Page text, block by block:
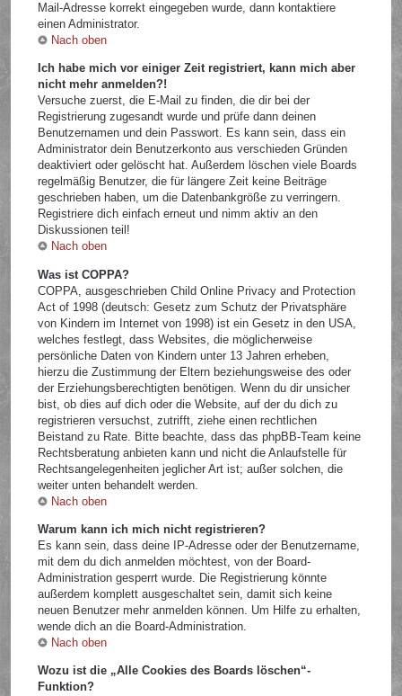
Mail-Adresse korrekt eingegeben wurde, dann kontaktiere
einen Administrator.
Nach oben
Ich habe mich vor einiger Zeit registriert, kann mich aber
nicht mehr anmelden?!
Versuche zuerst, die E-Mail zu finden, die dir bei der
Registrierung zugesandt wurde und prüfe dann deinen
Benutzernamen und dein Passwort. Es kann sein, dass ein
Administrator dein Benutzerkonto aus verschieden Gründen
deaktiviert oder gelöscht hat. Außerdem löschen viele Boards
regelmäßig Benutzer, die für längere Zeit keine Beiträge
geschrieben haben, um die Datenbankgröße zu verringern.
Registriere dich einfach erneut und nimm aktiv an den
Diskussionen teil!
Nach oben
Was ist COPPA?
COPPA, ausgeschrieben Child Online Privacy and Protection
Act of 1998 (deutsch: Gesetz zum Schutz der Privatsphäre
von Kindern im Internet von 1998) ist ein Gesetz in den USA,
welches festlegt, dass Websites, die möglicherweise
persönliche Daten von Kindern unter 13 Jahren erheben,
hierzu die Zustimmung der Eltern beziehungsweise des oder
der Erziehungsberechtigten benötigen. Wenn du dir unsicher
bist, ob dies auf dich oder die Website, auf der du dich zu
registrieren versuchst, zutrifft, ziehe einen rechtlichen
Beistand zu Rate. Bitte beachte, dass das phpBB-Team keine
Rechtsberatung anbieten kann und nicht die Anlaufstelle für
Rechtsangelegenheiten jeglicher Art ist; außer solchen, die
weiter unten behandelt werden.
Nach oben
Warum kann ich mich nicht registrieren?
Es kann sein, dass deine IP-Adresse oder der Benutzername,
mit dem du dich anmelden möchtest, von der Board-
Administration gesperrt wurde. Die Registrierung könnte
außerdem komplett ausgeschaltet sein, damit sich keine
neuen Benutzer mehr anmelden können. Um Hilfe zu erhalten,
wende dich an die Board-Administration.
Nach oben
Wozu ist die „Alle Cookies des Boards löschen“-
Funktion?